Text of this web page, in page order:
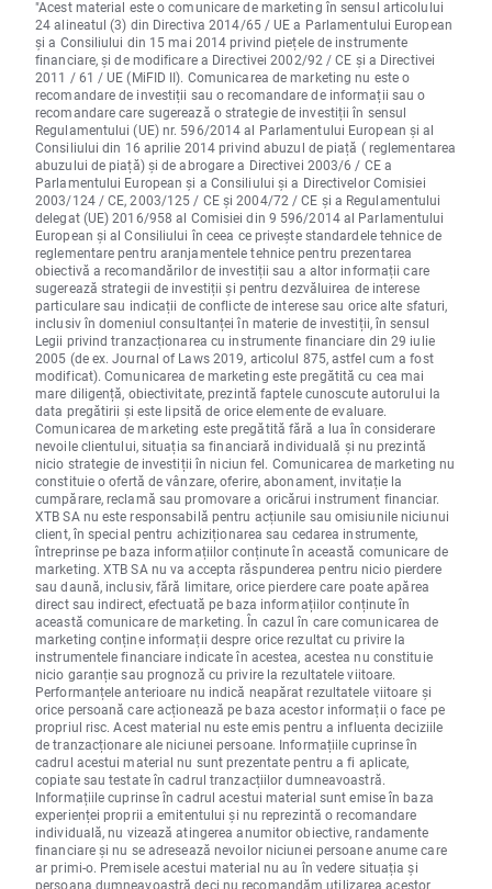
"Acest material este o comunicare de marketing în sensul articolului
24 alineatul (3) din Directiva 2014/65 / UE a Parlamentului European
și a Consiliului din 15 mai 2014 privind piețele de instrumente
financiare, și de modificare a Directivei 2002/92 / CE și a Directivei
2011 / 61 / UE (MiFID II). Comunicarea de marketing nu este o
recomandare de investiții sau o recomandare de informații sau o
recomandare care sugerează o strategie de investiții în sensul
Regulamentului (UE) nr. 596/2014 al Parlamentului European și al
Consiliului din 16 aprilie 2014 privind abuzul de piață ( reglementarea
abuzului de piață) și de abrogare a Directivei 2003/6 / CE a
Parlamentului European și a Consiliului și a Directivelor Comisiei
2003/124 / CE, 2003/125 / CE și 2004/72 / CE și a Regulamentului
delegat (UE) 2016/958 al Comisiei din 9 596/2014 al Parlamentului
European și al Consiliului în ceea ce privește standardele tehnice de
reglementare pentru aranjamentele tehnice pentru prezentarea
obiectivă a recomandărilor de investiții sau a altor informații care
sugerează strategii de investiții și pentru dezvăluirea de interese
particulare sau indicații de conflicte de interese sau orice alte sfaturi,
inclusiv în domeniul consultanței în materie de investiții, în sensul
Legii privind tranzacționarea cu instrumente financiare din 29 iulie
2005 (de ex. Journal of Laws 2019, articolul 875, astfel cum a fost
modificat). Comunicarea de marketing este pregătită cu cea mai
mare diligență, obiectivitate, prezintă faptele cunoscute autorului la
data pregătirii și este lipsită de orice elemente de evaluare.
Comunicarea de marketing este pregătită fără a lua în considerare
nevoile clientului, situația sa financiară individuală și nu prezintă
nicio strategie de investiții în niciun fel. Comunicarea de marketing nu
constituie o ofertă de vânzare, oferire, abonament, invitație la
cumpărare, reclamă sau promovare a oricărui instrument financiar.
XTB SA nu este responsabilă pentru acțiunile sau omisiunile niciunui
client, în special pentru achiziționarea sau cedarea instrumente,
întreprinse pe baza informațiilor conținute în această comunicare de
marketing. XTB SA nu va accepta răspunderea pentru nicio pierdere
sau daună, inclusiv, fără limitare, orice pierdere care poate apărea
direct sau indirect, efectuată pe baza informațiilor conținute în
această comunicare de marketing. În cazul în care comunicarea de
marketing conține informații despre orice rezultat cu privire la
instrumentele financiare indicate în acestea, acestea nu constituie
nicio garanție sau prognoză cu privire la rezultatele viitoare.
Performanțele anterioare nu indică neapărat rezultatele viitoare și
orice persoană care acționează pe baza acestor informații o face pe
propriul risc. Acest material nu este emis pentru a influenta deciziile
de tranzacționare ale niciunei persoane. Informațiile cuprinse în
cadrul acestui material nu sunt prezentate pentru a fi aplicate,
copiate sau testate în cadrul tranzacțiilor dumneavoastră.
Informațiile cuprinse în cadrul acestui material sunt emise în baza
experienței proprii a emitentului și nu reprezintă o recomandare
individuală, nu vizează atingerea anumitor obiective, randamente
financiare și nu se adresează nevoilor niciunei persoane anume care
ar primi-o. Premisele acestui material nu au în vedere situația și
persoana dumneavoastră deci nu recomandăm utilizarea acestor